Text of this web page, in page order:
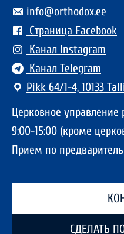
info@orthodox.ee
Страница Facebook
Канал Instagram
Канал Telegram
Pikk 64/1-4, 10133
Церковное
9:00-15:00 (кроме
Прием по
СДЕЛАТЬ